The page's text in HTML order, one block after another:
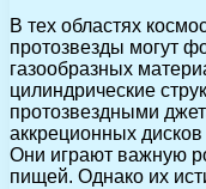
В тех областях
протозвезды могут
газообразных
цилиндрические
протозвездными
аккреционных
Они играют важную
пищей. Однако их